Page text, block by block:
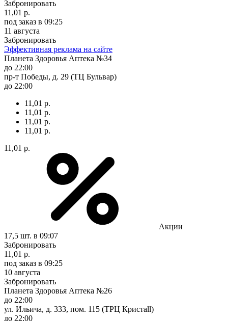
Забронировать
11,01 р.
под заказ в 09:25
11 августа
Забронировать
Эффективная реклама на сайте
Планета Здоровья Аптека №34
до 22:00
пр-т Победы, д. 29 (ТЦ Бульвар)
до 22:00
11,01 р.
11,01 р.
11,01 р.
11,01 р.
11,01 р.
Акции
17,5 шт. в 09:07
Забронировать
11,01 р.
под заказ в 09:25
10 августа
Забронировать
Планета Здоровья Аптека №26
до 22:00
ул. Ильича, д. 333, пом. 115 (ТРЦ Кристаll)
до 22:00